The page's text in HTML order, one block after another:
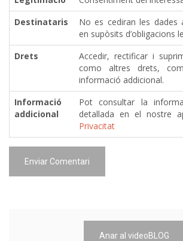
Destinataris
No es cediran les dades
en supòsits d’obligacions
Drets
Accedir, rectificar i
como altres drets,
informació addicional.
Informació
addicional
Pot consultar la
detallada en el nostre
Privacitat
Enviar Comentari
Anar al videoBLOG